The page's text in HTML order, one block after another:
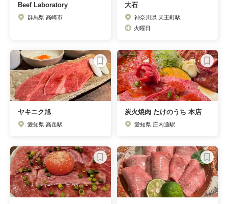
Beef Laboratory
群馬県 高崎市
大石
神奈川県 天王町駅
火曜日
ヤキニク旭
愛知県 高岳駅
炭火焼肉 たけのうち 本店
愛知県 庄内通駅